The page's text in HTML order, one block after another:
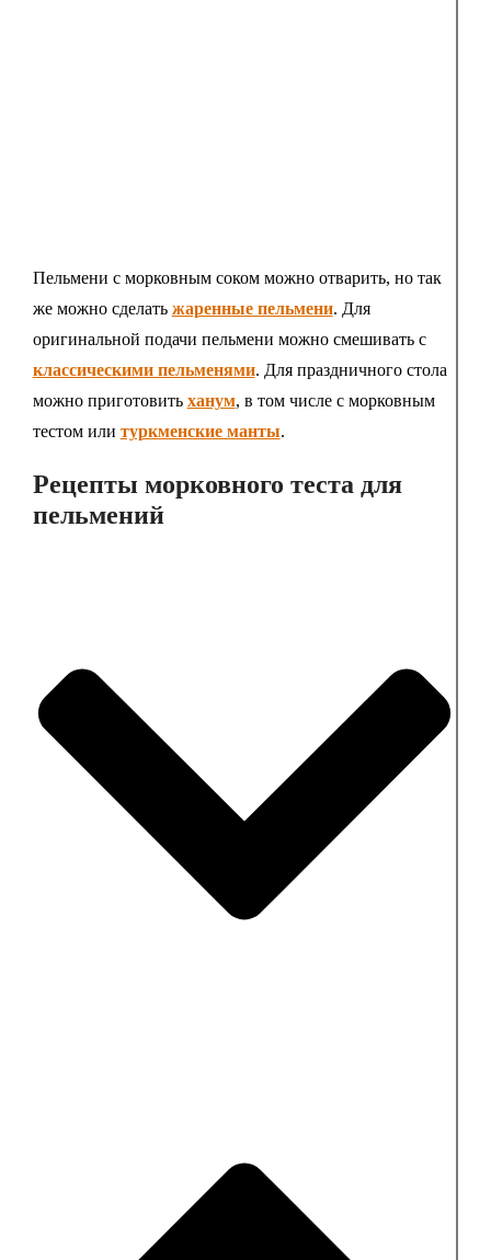
Пельмени с морковным соком можно отварить, но так
же можно сделать жаренные пельмени. Для
оригинальной подачи пельмени можно смешивать с
классическими пельменями. Для праздничного стола
можно приготовить ханум, в том числе с морковным
тестом или туркменские манты.
Рецепты морковного теста для
пельмений